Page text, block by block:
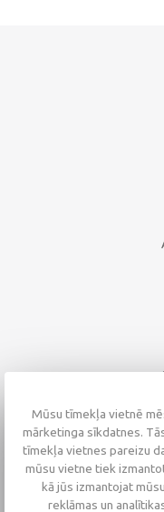
Mūsu tīmekļa vietnē
mārketinga sīkdatnes.
tīmekļa vietnes pareizu
mūsu vietne tiek
kā jūs izmantojat
reklāmas un